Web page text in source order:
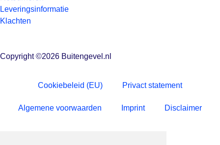
Leveringsinformatie
Klachten
Copyright ©2026 Buitengevel.nl
Cookiebeleid (EU) Privact statement
Algemene voorwaarden Imprint Disclaimer